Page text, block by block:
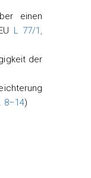
einen
L 77/1,
der
8–14)